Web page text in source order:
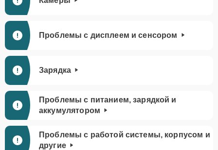
Проблемы с дисплеем и сенсором
Зарядка
Проблемы с питанием, зарядкой и
аккумулятором
Проблемы с работой системы, корпусом и
другие